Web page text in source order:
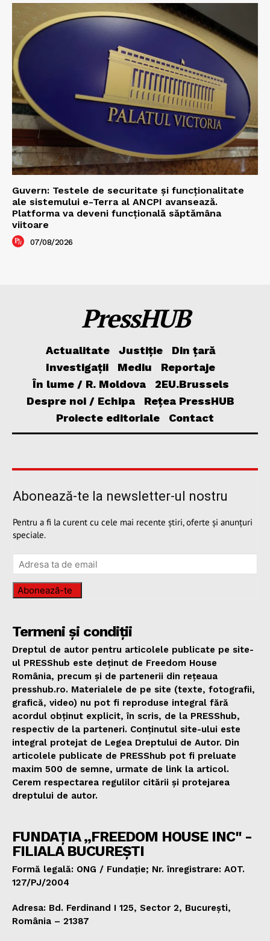
Guvern: Testele de securitate și funcționalitate
ale sistemului e-Terra al ANCPI avansează.
Platforma va deveni funcțională săptămâna
viitoare
07/08/2026
PressHUB
Actualitate Justiție
Din țară
Investigații
Mediu
Reportaje
În lume / R. Moldova
2EU.Brussels
Despre noi / Echipa
Rețea PressHUB
Proiecte editoriale
Contact
Abonează-te la newsletter-ul nostru
Pentru a fi la curent cu cele mai recente știri, oferte și anunțuri
speciale.
Abonează-te
Termeni și condiții
Dreptul de autor pentru articolele publicate pe site-
ul PRESShub este deținut de Freedom House
România, precum și de partenerii din rețeaua
presshub.ro. Materialele de pe site (texte, fotografii,
grafică, video) nu pot fi reproduse integral fără
acordul obținut explicit, în scris, de la PRESShub,
respectiv de la parteneri. Conținutul site-ului este
integral protejat de Legea Dreptului de Autor. Din
articolele publicate de PRESShub pot fi preluate
maxim 500 de semne, urmate de link la articol.
Cerem respectarea regulilor citării și protejarea
dreptului de autor.
FUNDAȚIA „FREEDOM HOUSE INC" -
FILIALA BUCUREȘTI
Formă legală: ONG / Fundație; Nr. înregistrare: AOT.
127/PJ/2004
Adresa: Bd. Ferdinand I 125, Sector 2, București,
România – 21387